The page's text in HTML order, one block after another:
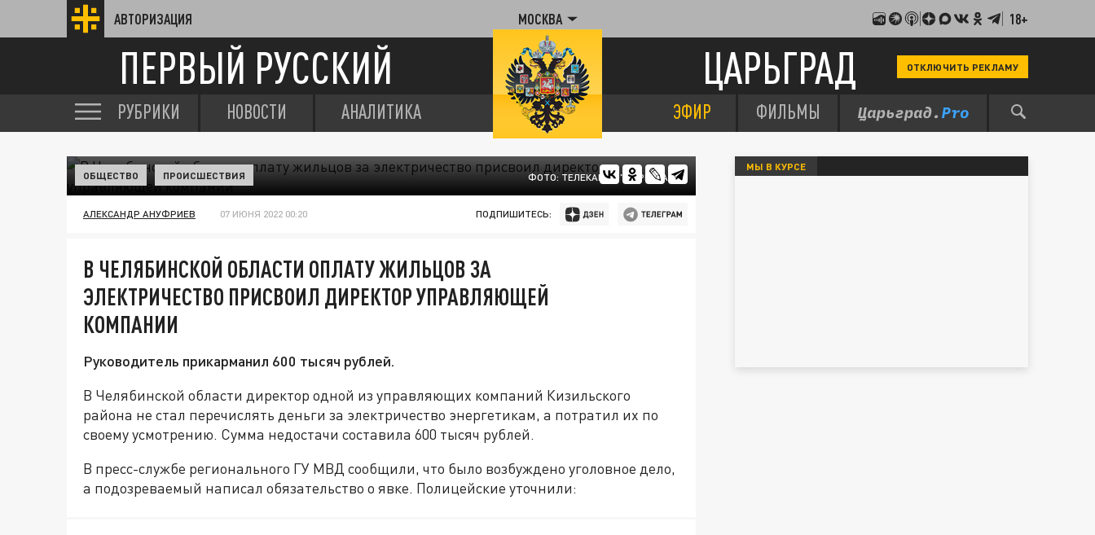
АВТОРИЗАЦИЯ МОСКВА 18+
ПЕРВЫЙ РУССКИЙ ЦАРЬГРАД ОТКЛЮЧИТЬ РЕКЛАМУ
РУБРИКИ НОВОСТИ АНАЛИТИКА ЭФИР ФИЛЬМЫ
ФОТО: ТЕЛЕКАНАЛ "ЦАРЬГРАД"
ОБЩЕСТВО ПРОИСШЕСТВИЯ
АЛЕКСАНДР АНУФРИЕВ 07 ИЮНЯ 2022 00:20 ПОДПИШИТЕСЬ:
В ЧЕЛЯБИНСКОЙ ОБЛАСТИ ОПЛАТУ ЖИЛЬЦОВ ЗА
ЭЛЕКТРИЧЕСТВО ПРИСВОИЛ ДИРЕКТОР УПРАВЛЯЮЩЕЙ
КОМПАНИИ
Руководитель прикарманил 600 тысяч рублей.
В Челябинской области директор одной из управляющих компаний Кизильского
района не стал перечислять деньги за электричество энергетикам, а потратил их по
своему усмотрению. Сумма недостачи составила 600 тысяч рублей.
В пресс-службе регионального ГУ МВД сообщили, что было возбуждено уголовное дело,
а подозреваемый написал обязательство о явке. Полицейские уточнили:
МЫ В КУРСЕ